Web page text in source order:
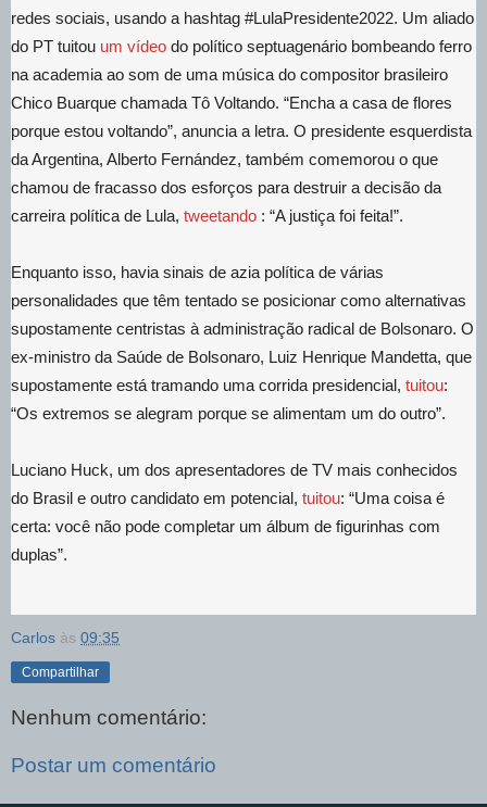
redes sociais, usando a hashtag #LulaPresidente2022. Um aliado
do PT tuitou um vídeo do político septuagenário bombeando ferro
na academia ao som de uma música do compositor brasileiro
Chico Buarque chamada Tô Voltando. “Encha a casa de flores
porque estou voltando”, anuncia a letra. O presidente esquerdista
da Argentina, Alberto Fernández, também comemorou o que
chamou de fracasso dos esforços para destruir a decisão da
carreira política de Lula, tweetando : “A justiça foi feita!”.
Enquanto isso, havia sinais de azia política de várias
personalidades que têm tentado se posicionar como alternativas
supostamente centristas à administração radical de Bolsonaro. O
ex-ministro da Saúde de Bolsonaro, Luiz Henrique Mandetta, que
supostamente está tramando uma corrida presidencial, tuitou:
“Os extremos se alegram porque se alimentam um do outro”.
Luciano Huck, um dos apresentadores de TV mais conhecidos
do Brasil e outro candidato em potencial, tuitou: “Uma coisa é
certa: você não pode completar um álbum de figurinhas com
duplas”.
Carlos às 09:35
Compartilhar
Nenhum comentário:
Postar um comentário